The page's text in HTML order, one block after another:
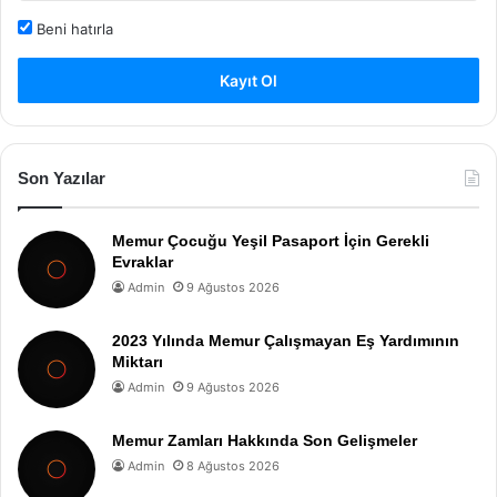
Beni hatırla
Kayıt Ol
Son Yazılar
Memur Çocuğu Yeşil Pasaport İçin Gerekli
Evraklar
Admin 9 Ağustos 2026
2023 Yılında Memur Çalışmayan Eş Yardımının
Miktarı
Admin 9 Ağustos 2026
Memur Zamları Hakkında Son Gelişmeler
Admin 8 Ağustos 2026